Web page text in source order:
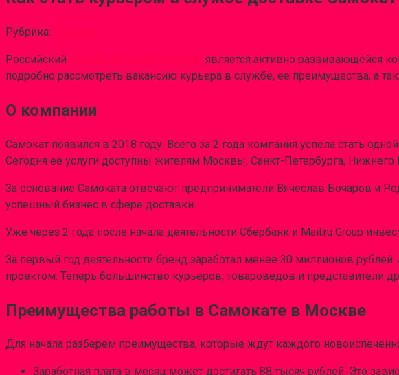
Рубрика:
Российский
является активно развивающейся
подробно рассмотреть вакансию курьера в службе, ее преимущества, а
О компании
Самокат появился в 2018 году. Всего за 2 года компания успела стать
Сегодня ее услуги доступны жителям Москвы, Санкт-Петербурга,
За основание Самоката отвечают предприниматели Вячеслав Бочаров и
успешный бизнес в сфере доставки.
Уже через 2 года после начала деятельности Сбербанк и Mail.ru Group
За первый год деятельности бренд заработал менее 30 миллионов
проектом. Теперь большинство курьеров, товароведов и представители
Преимущества работы в Самокате в Москве
Для начала разберем преимущества, которые ждут каждого
Заработная плата в месяц может достигать 88 тысяч рублей. Это